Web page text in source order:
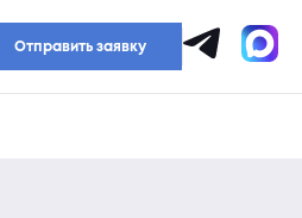
Отправить заявку